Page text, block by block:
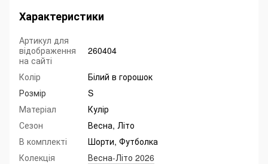
Характеристики
Артикул для
відображення
на сайті
260404
Колір
Білий в горошок
Розмір
S
Матеріал
Кулір
Сезон
Весна, Літо
В комплекті
Шорти, Футболка
Колекція
Весна-Літо 2026